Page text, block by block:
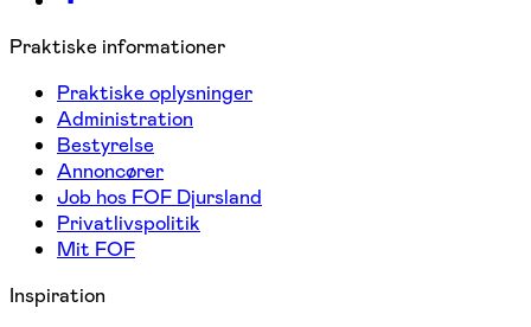
Praktiske informationer
Praktiske oplysninger
Administration
Bestyrelse
Annoncører
Job hos FOF Djursland
Privatlivspolitik
Mit FOF
Inspiration